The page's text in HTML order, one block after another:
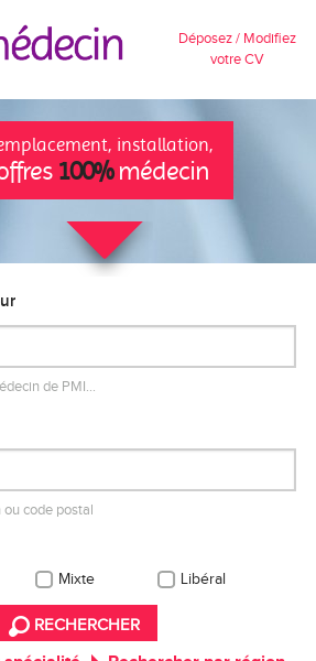
Déposez / Modifiez
votre CV
installation,
100%médecin
de PMI…
code postal
Mixte Libéral
RECHERCHER